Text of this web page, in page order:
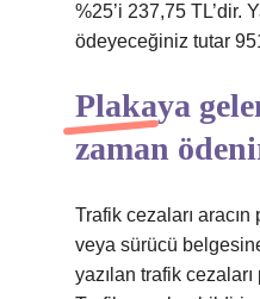
%25’i 237,75 TL’dir.
ödeyeceğiniz tutar
Plakaya
zaman
Trafik cezaları aracın
veya sürücü
yazılan trafik